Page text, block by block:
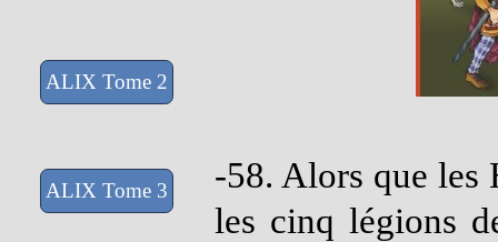
ALIX Tome 2
ALIX Tome 3
-58. Alors que les
les cinq légions